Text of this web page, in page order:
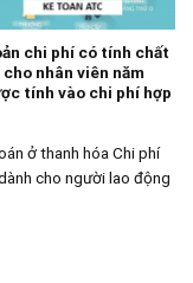
chi phí có tính chất
nhân viên năm
tính vào chi phí hợp
ở thanh hóa Chi phí
cho người lao động